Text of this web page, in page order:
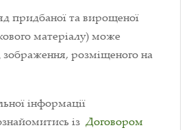
придбаної та вирощеної
матеріалу) може
зображення, розміщеного на
інформації
із Договором